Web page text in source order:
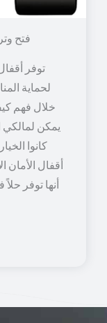
توفر
لحماية
خلال فهم
يمكن لمالكي
كانوا
أقفال الأمان
أنها توفر حلاً